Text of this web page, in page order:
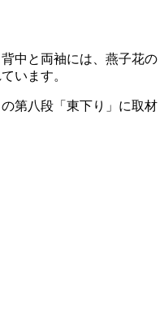
中と両袖には、燕子花の
います。
第八段「東下り」に取材